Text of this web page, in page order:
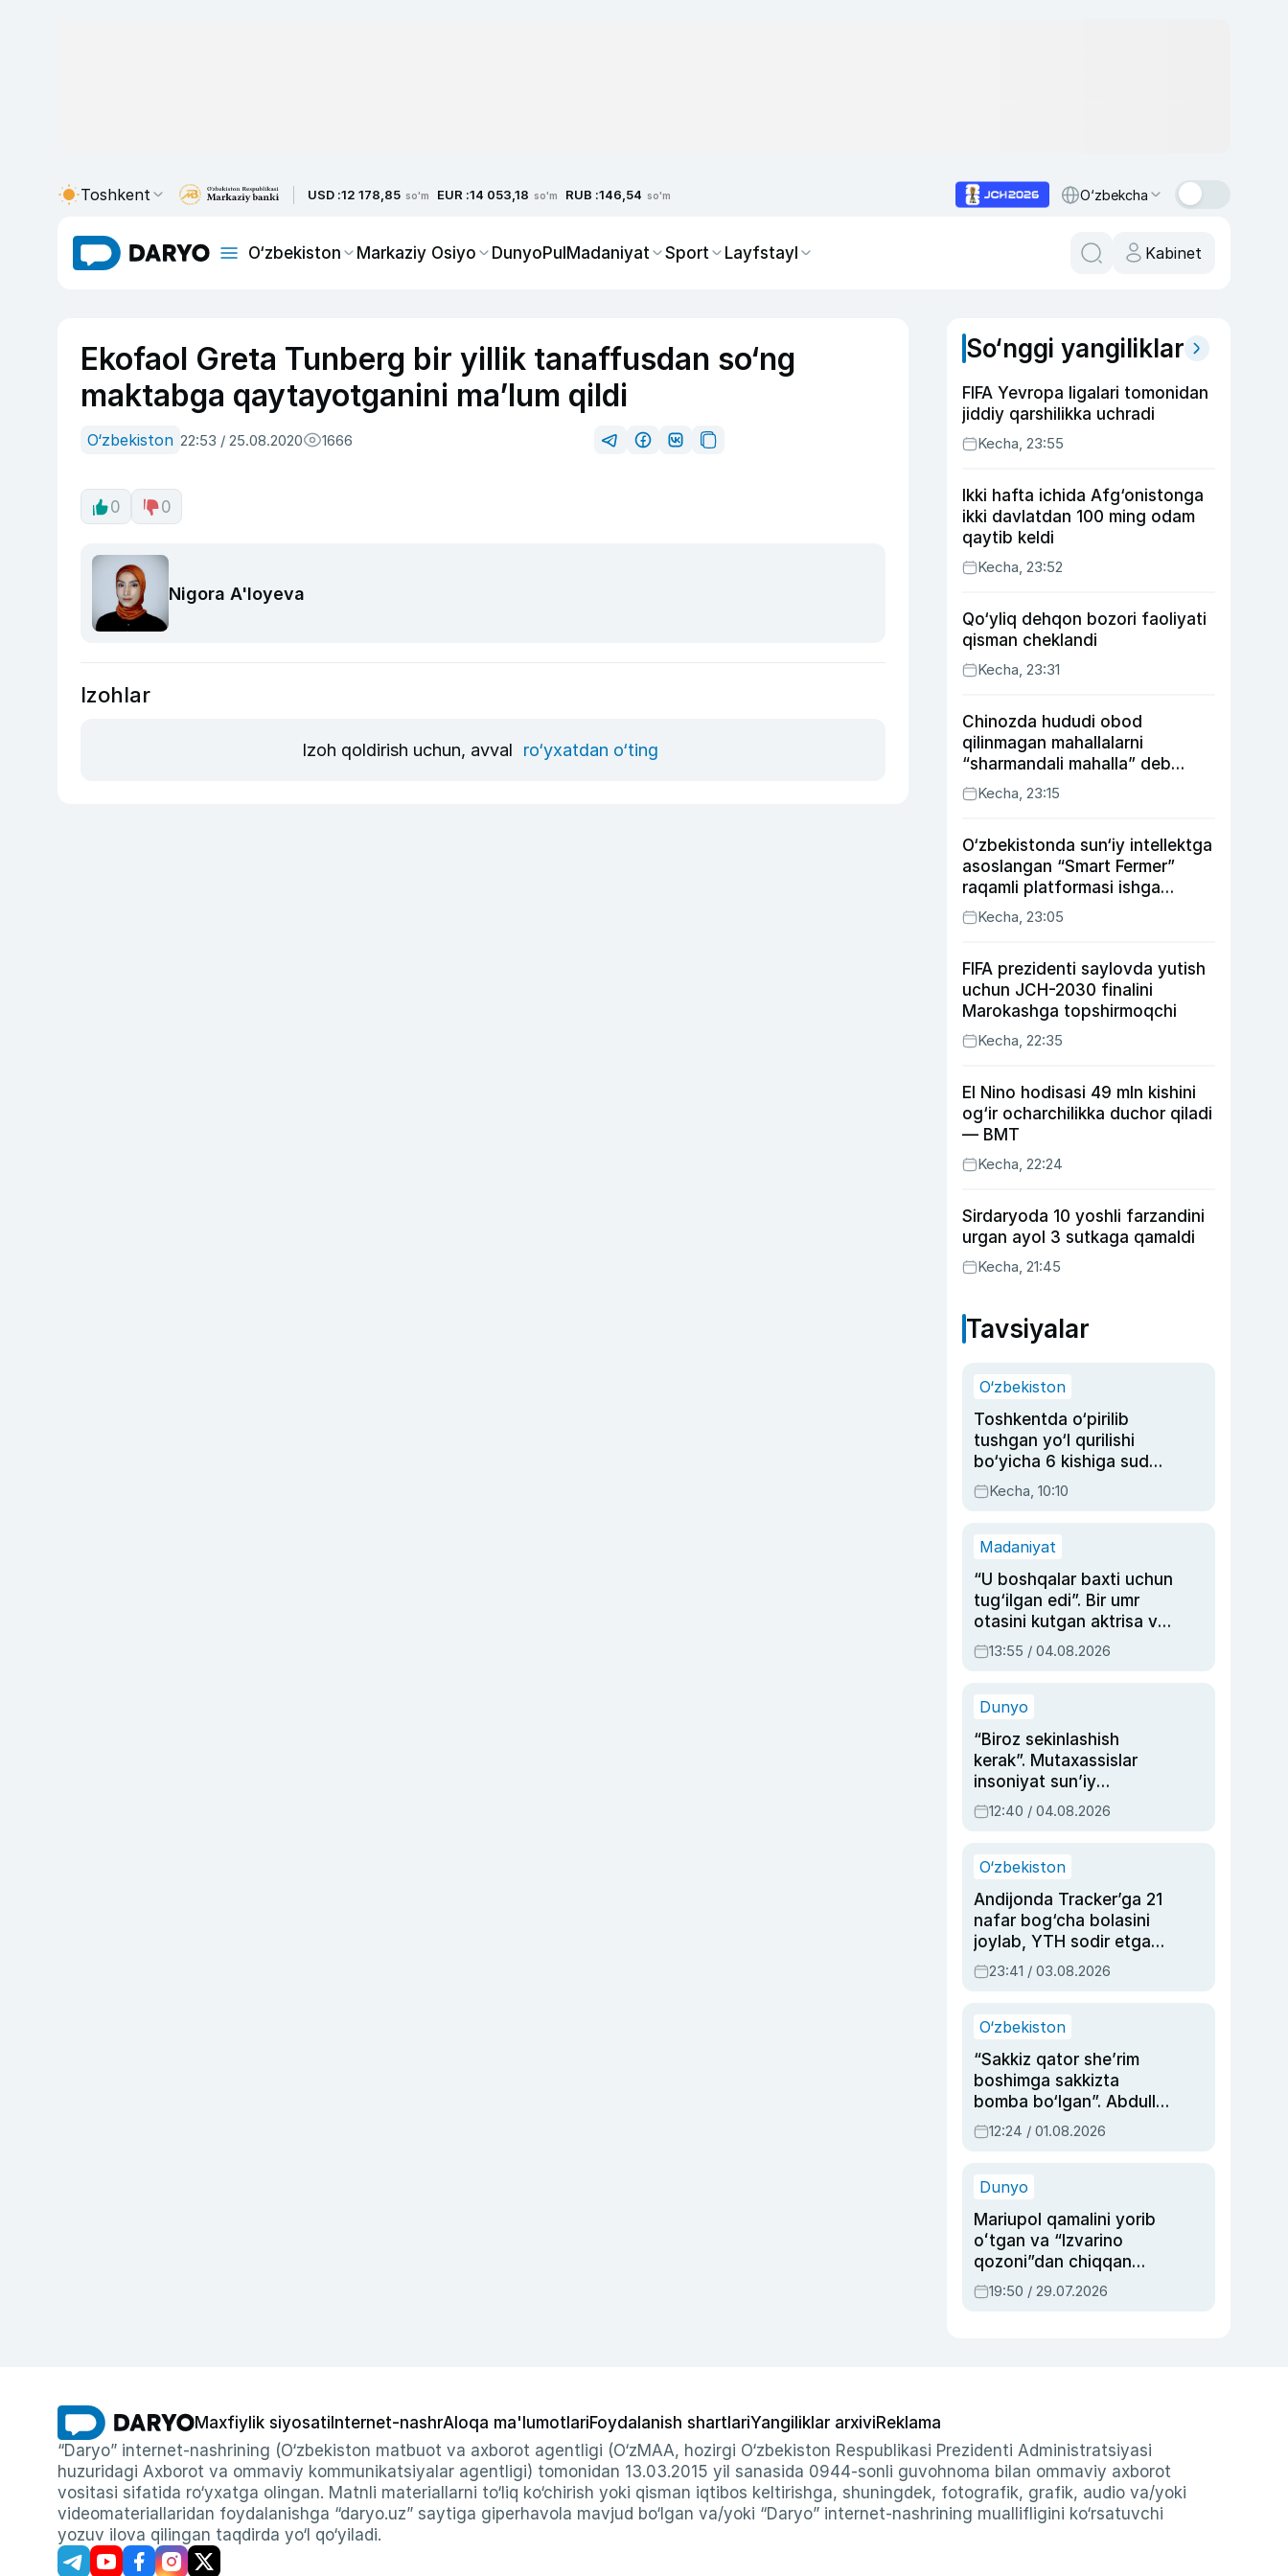
Toshkent USD :12 178,85 so'm EUR :14 053,18 so'm RUB :146,54 so'm O‘zbekcha
O‘zbekiston Markaziy Osiyo DunyoPulMadaniyat Sport Layfstayl Kabinet
Ekofaol Greta Tunberg bir yillik tanaffusdan so‘ng
maktabga qaytayotganini ma’lum qildi
O‘zbekiston 22:53 / 25.08.2020 1666
0 0
Nigora A'loyeva
Izohlar
Izoh qoldirish uchun, avval ro‘yxatdan o‘ting
So‘nggi yangiliklar
FIFA Yevropa ligalari tomonidan
jiddiy qarshilikka uchradi
Kecha, 23:55
Ikki hafta ichida Afg‘onistonga
ikki davlatdan 100 ming odam
qaytib keldi
Kecha, 23:52
Qo‘yliq dehqon bozori faoliyati
qisman cheklandi
Kecha, 23:31
Chinozda hududi obod
qilinmagan mahallalarni
“sharmandali mahalla” deb
belgilash boshlandi
Kecha, 23:15
O‘zbekistonda sun‘iy intellektga
asoslangan “Smart Fermer”
raqamli platformasi ishga
tushiriladi
Kecha, 23:05
FIFA prezidenti saylovda yutish
uchun JCH-2030 finalini
Marokashga topshirmoqchi
Kecha, 22:35
El Nino hodisasi 49 mln kishini
og‘ir ocharchilikka duchor qiladi
— BMT
Kecha, 22:24
Sirdaryoda 10 yoshli farzandini
urgan ayol 3 sutkaga qamaldi
Kecha, 21:45
Tavsiyalar
O‘zbekiston
Toshkentda o‘pirilib
tushgan yo‘l qurilishi
bo‘yicha 6 kishiga sud
hukmi o‘qildi
Kecha, 10:10
Madaniyat
“U boshqalar baxti uchun
tug‘ilgan edi”. Bir umr
otasini kutgan aktrisa va
dublyaj ustasi Rimma
Ahmedovaning
13:55 / 04.08.2026
Dunyo
“Biroz sekinlashish
kerak”. Mutaxassislar
insoniyat sun’iy
intellektni boshqara
olmay qolishidan xavotir
12:40 / 04.08.2026
O‘zbekiston
Andijonda Tracker’ga 21
nafar bog‘cha bolasini
joylab, YTH sodir etgan
ayolga sud hukmi o‘qildi
23:41 / 03.08.2026
O‘zbekiston
“Sakkiz qator she’rim
boshimga sakkizta
bomba bo‘lgan”. Abdulla
Oripovni siyosiy
ayblovlardan asrab
12:24 / 01.08.2026
Dunyo
Mariupol qamalini yorib
oʻtgan va “Izvarino
qozoni”dan chiqqan
qahramon — Ukraina
armiyasi bosh
19:50 / 29.07.2026
Maxfiylik siyosati Internet-nashrAloqa ma'lumotlariFoydalanish shartlariYangiliklar arxiviReklama
“Daryo” internet-nashrining (O‘zbekiston matbuot va axborot agentligi (O‘zMAA, hozirgi O‘zbekiston Respublikasi Prezidenti Administratsiyasi
huzuridagi Axborot va ommaviy kommunikatsiyalar agentligi) tomonidan 13.03.2015 yil sanasida 0944-sonli guvohnoma bilan ommaviy axborot
vositasi sifatida ro‘yxatga olingan. Matnli materiallarni to‘liq ko‘chirish yoki qisman iqtibos keltirishga, shuningdek, fotografik, grafik, audio va/yoki
videomateriallaridan foydalanishga “daryo.uz” saytiga giperhavola mavjud bo‘lgan va/yoki “Daryo” internet-nashrining muallifligini ko‘rsatuvchi
yozuv ilova qilingan taqdirda yo‘l qo‘yiladi.